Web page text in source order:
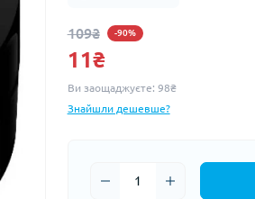
109₴ -90%
11₴
Ви заощаджуєте: 98₴
Знайшли дешевше?